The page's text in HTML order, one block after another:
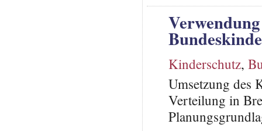
Kinderschutz,
Umsetzung des
Verteilung in